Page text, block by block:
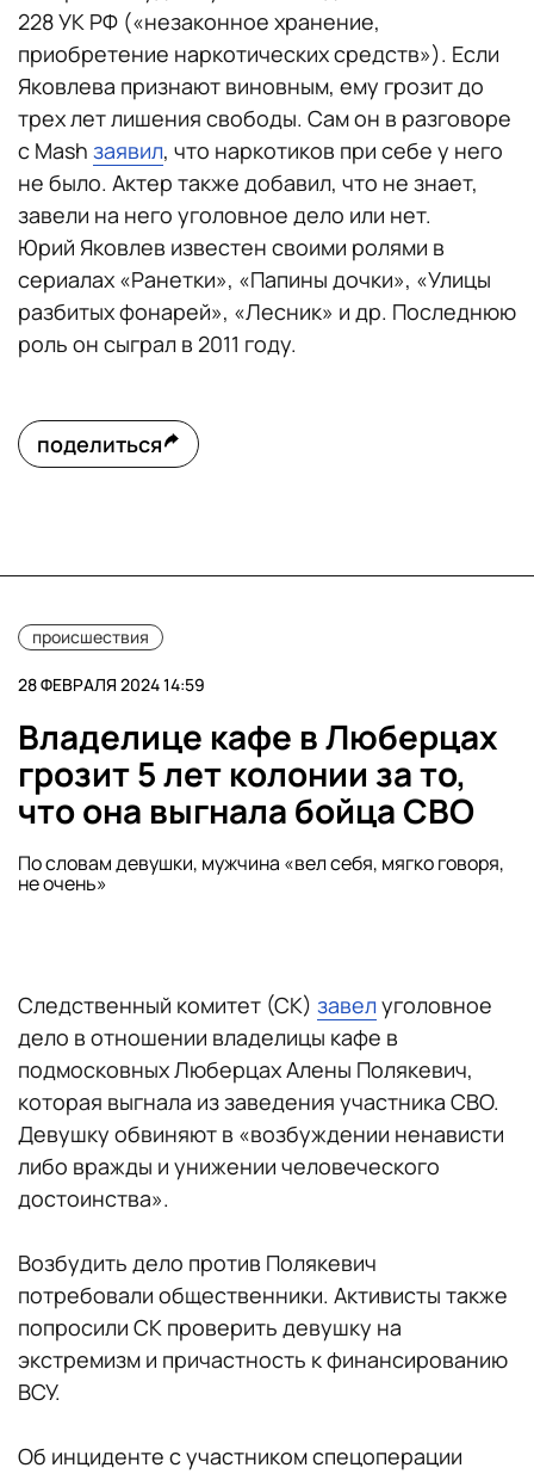
228 УК РФ («незаконное хранение,
приобретение наркотических средств»). Если
Яковлева признают виновным, ему грозит до
трех лет лишения свободы. Сам он в разговоре
с Mash заявил, что наркотиков при себе у него
не было. Актер также добавил, что не знает,
завели на него уголовное дело или нет.
Юрий Яковлев известен своими ролями в
сериалах «Ранетки», «Папины дочки», «Улицы
разбитых фонарей», «Лесник» и др. Последнюю
роль он сыграл в 2011 году.
поделиться
происшествия
28 ФЕВРАЛЯ 2024 14:59
Владелице кафе в Люберцах
грозит 5 лет колонии за то,
что она выгнала бойца СВО
По словам девушки, мужчина «вел себя, мягко говоря,
не очень»
Следственный комитет (СК) завелуголовное
дело в отношении владелицы кафе в
подмосковных Люберцах Алены Полякевич,
которая выгнала из заведения участника СВО.
Девушку обвиняют в «возбуждении ненависти
либо вражды и унижении человеческого
достоинства».
Возбудить дело против Полякевич
потребовали общественники. Активисты также
попросили СК проверить девушку на
экстремизм и причастность к финансированию
ВСУ.
Об инциденте с участником спецоперации